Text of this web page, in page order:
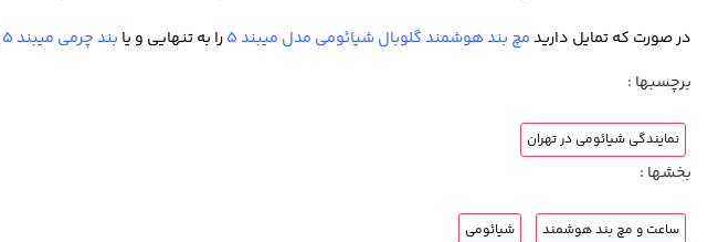
در صورت که تمایل داریدمچ بند هوشمند گلوبال شیائومی مدل میبند 5 را به تنهایی و یا بند چرمی میبند 5
برچسبها :
نمایندگی شیائومی در تهران
بخشها :
ساعت و مچ بند هوشمند شیائومی